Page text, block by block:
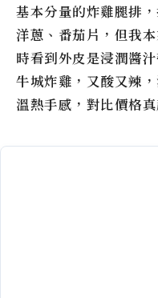
基本分量的炸雞腿排
洋蔥、番茄片，但我
時看到外皮是浸潤醬
牛城炸雞，又酸又辣
溫熱手感，對比價格